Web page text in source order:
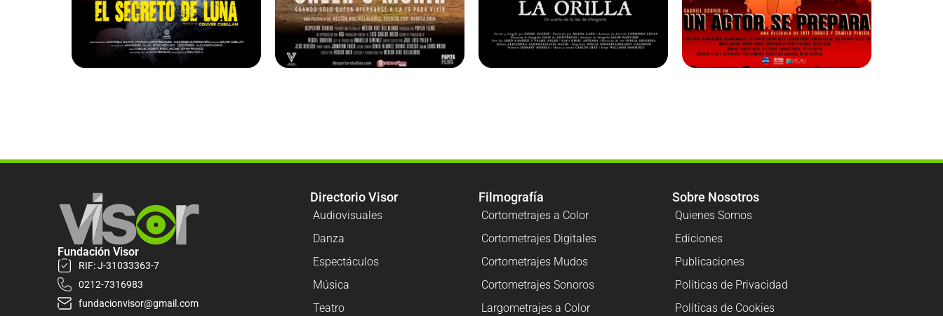
Fundación Visor
RIF: J-31033363-7
0212-7316983
fundacionvisor@gmail.com
Directorio Visor
Audiovisuales
Danza
Espectáculos
Música
Teatro
Filmografía
Cortometrajes a Color
Cortometrajes Digitales
Cortometrajes Mudos
Cortometrajes Sonoros
Largometrajes a Color
Sobre Nosotros
Quienes Somos
Ediciones
Publicaciones
Políticas de Privacidad
Políticas de Cookies